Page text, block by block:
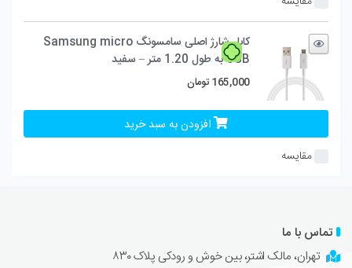
کابل شارژ اصلی سامسونگ Samsung micro
USB به طول 1.20 متر – سفید
165,000 تومان
افزودن به سبد خرید
مقایسه
تماس با ما
تهران، مالک اشتر، بین خوش و رودکی پلاک ۸۳۰